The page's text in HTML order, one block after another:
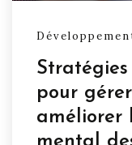
pour
améliorer